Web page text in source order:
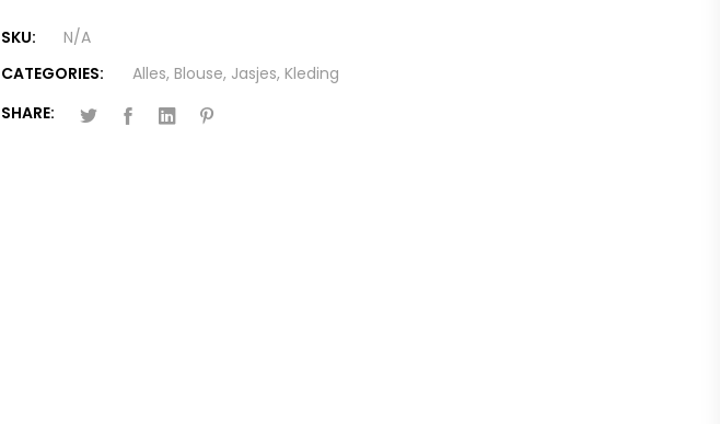
SKU:
N/A
CATEGORIES:
Alles, Blouse, Jasjes, Kleding
SHARE: